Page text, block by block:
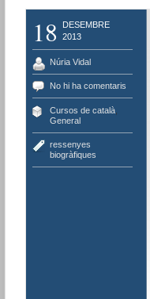
18
DESEMBRE
2013
Núria Vidal
No hi ha comentaris
Cursos de català,
General
ressenyes
biogràfiques